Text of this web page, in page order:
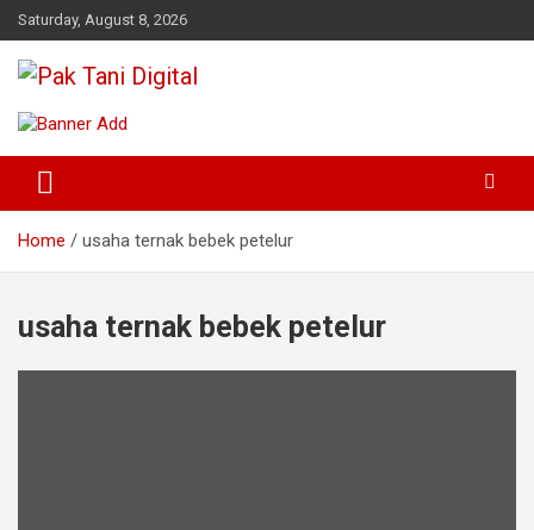
Skip
to
content
Saturday, August 8, 2026
Pak Tani Digital
Home usaha ternak bebek petelur
usaha ternak bebek petelur